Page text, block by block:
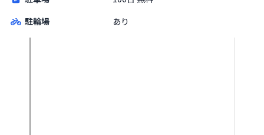
駐輪場
あり